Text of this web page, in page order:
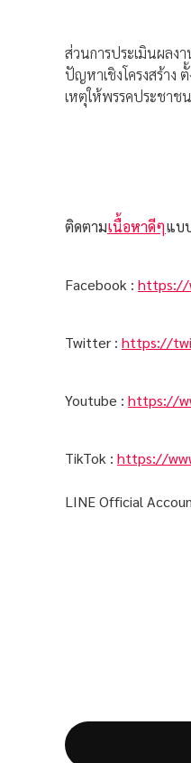
ส่วนการประเมินผลง
ปัญหาเชิงโครงสร้าง
เหตุให้พรรคประชาช
ติดตามเนื้อหาดีๆแบ
Facebook : https://
Twitter : https://
Youtube : https://
TikTok : https://
LINE Official